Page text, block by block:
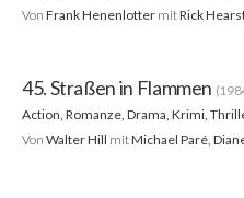
Von Frank Henenlotter mitRick
45. Straßen in Flammen
Action, Romanze, Drama, Krimi,
Von Walter Hill mitMichael Paré,